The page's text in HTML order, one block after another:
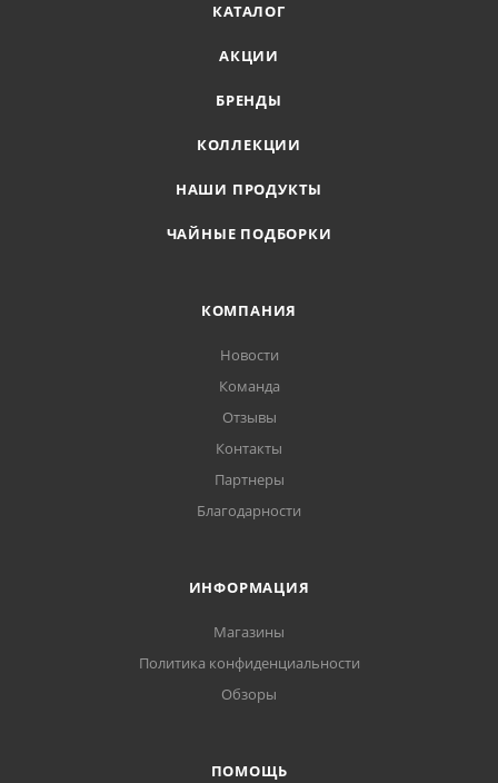
КАТАЛОГ
АКЦИИ
БРЕНДЫ
КОЛЛЕКЦИИ
НАШИ ПРОДУКТЫ
ЧАЙНЫЕ ПОДБОРКИ
КОМПАНИЯ
Новости
Команда
Отзывы
Контакты
Партнеры
Благодарности
ИНФОРМАЦИЯ
Магазины
Политика конфиденциальности
Обзоры
ПОМОЩЬ